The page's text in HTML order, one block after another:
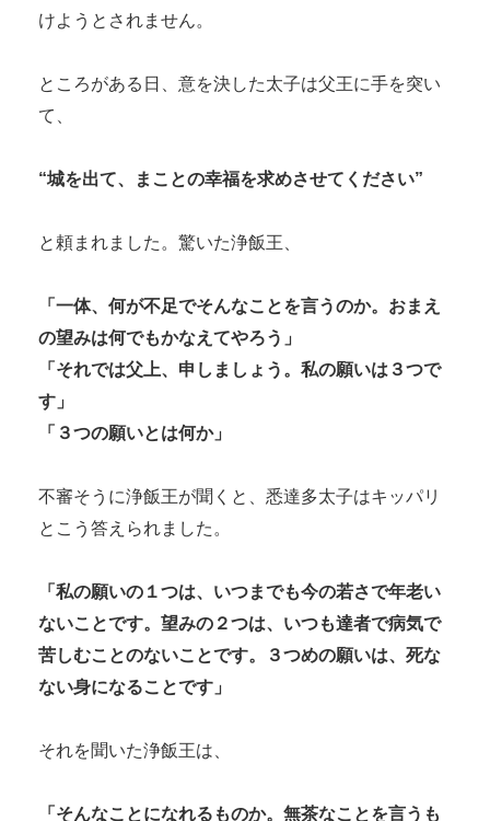
けようとされません。
ところがある日、意を決した太子は父王に手を突い
て、
“城を出て、まことの幸福を求めさせてください”
と頼まれました。驚いた浄飯王、
「一体、何が不足でそんなことを言うのか。おまえ
の望みは何でもかなえてやろう」
「それでは父上、申しましょう。私の願いは３つで
す」
「３つの願いとは何か」
不審そうに浄飯王が聞くと、悉達多太子はキッパリ
とこう答えられました。
「私の願いの１つは、いつまでも今の若さで年老い
ないことです。望みの２つは、いつも達者で病気で
苦しむことのないことです。３つめの願いは、死な
ない身になることです」
それを聞いた浄飯王は、
「そんなことになれるものか。無茶なことを言うも